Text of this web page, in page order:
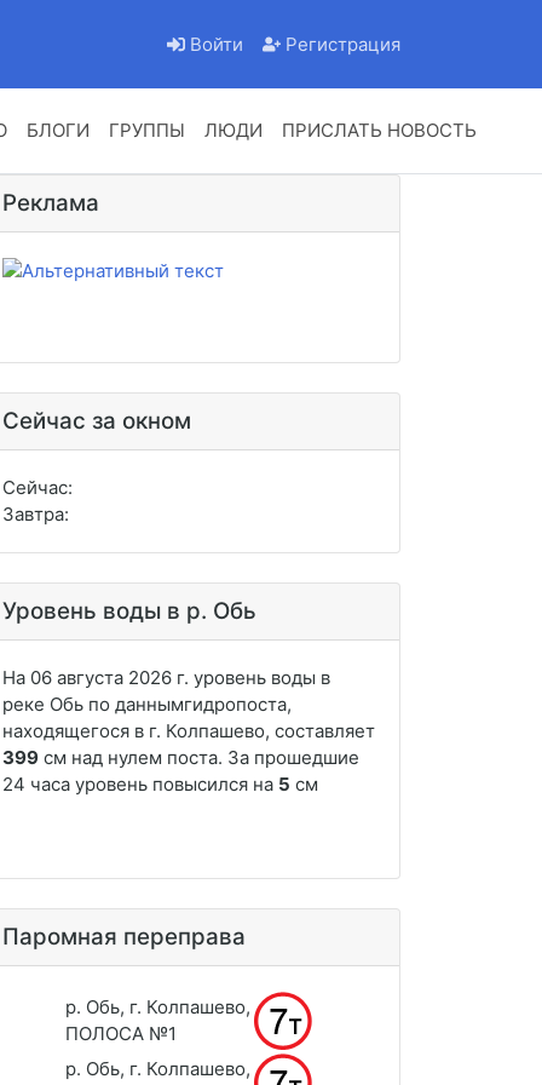
Войти Регистрация
БЛОГИ ГРУППЫ ЛЮДИ ПРИСЛАТЬ НОВОСТЬ
Реклама
Сейчас за окном
Сейчас:
Завтра:
Уровень воды в р. Обь
Паромная переправа
р. Обь, г. Колпашево,
ПОЛОСА №1
р. Обь, г. Колпашево,